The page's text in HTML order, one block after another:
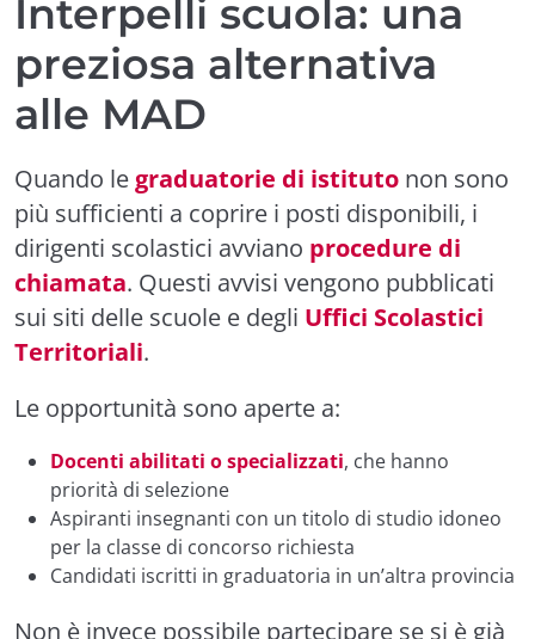
Interpelli scuola: una
preziosa alternativa
alle MAD
Quando le graduatorie di istituto non sono
più sufficienti a coprire i posti disponibili, i
dirigenti scolastici avviano procedure di
chiamata. Questi avvisi vengono pubblicati
sui siti delle scuole e degli Uffici Scolastici
Territoriali.
Le opportunità sono aperte a:
Docenti abilitati o specializzati, che hanno
priorità di selezione
Aspiranti insegnanti con un titolo di studio idoneo
per la classe di concorso richiesta
Candidati iscritti in graduatoria in un’altra provincia
Non è invece possibile partecipare se si è già